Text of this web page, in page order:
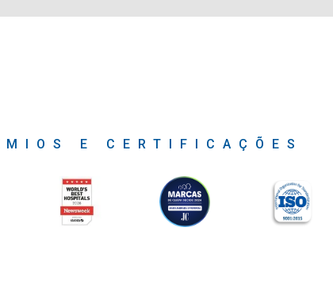
E CERTIFICAÇÕES